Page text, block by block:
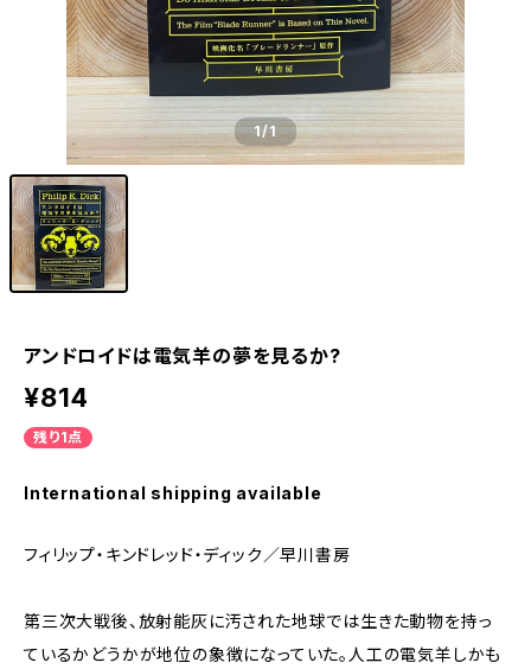
1/1
アンドロイドは電気羊の夢を見るか?
¥814
残り1点
International shipping available
フィリップ・キンドレッド・ディック／早川書房
第三次大戦後、放射能灰に汚された地球では生きた動物を持っ
ているかどうかが地位の象徴になっていた。人工の電気羊しかも